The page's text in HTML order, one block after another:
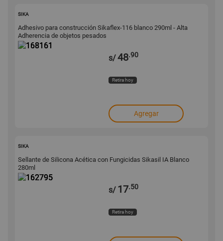
SIKA
Adhesivo para construcción Sikaflex-116 blanco 290ml - Alta
Adherencia de objetos pesados
s/48.90
Retira hoy
Agregar
SIKA
Sellante de Silicona Acética con Fungicidas Sikasil IA Blanco
280ml
s/ 17.50
Retira hoy